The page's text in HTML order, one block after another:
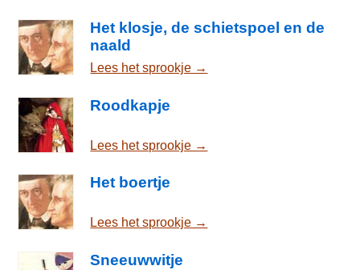
Het klosje, de schietspoel en de
naald
Lees het sprookje →
Roodkapje
Lees het sprookje →
Het boertje
Lees het sprookje →
Sneeuwwitje